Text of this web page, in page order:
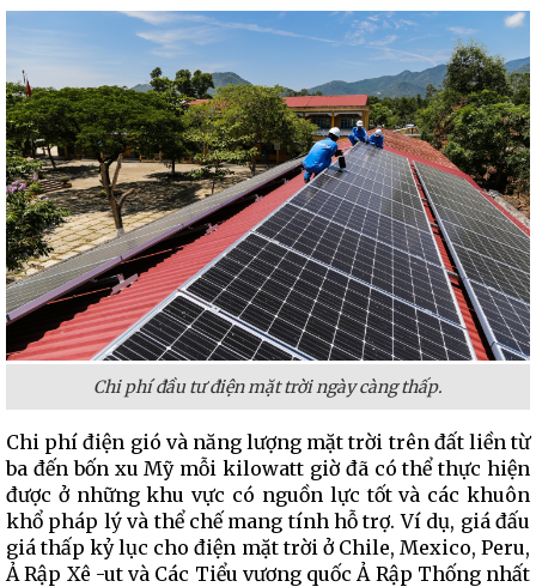
Chi phí đầu tư điện mặt trời ngày càng thấp.
Chi phí điện gió và năng lượng mặt trời trên đất liền từ
ba đến bốn xu Mỹ mỗi kilowatt giờ đã có thể thực hiện
được ở những khu vực có nguồn lực tốt và các khuôn
khổ pháp lý và thể chế mang tính hỗ trợ. Ví dụ, giá đấu
giá thấp kỷ lục cho điện mặt trời ở Chile, Mexico, Peru,
Ả Rập Xê -ut và Các Tiểu vương quốc Ả Rập Thống nhất